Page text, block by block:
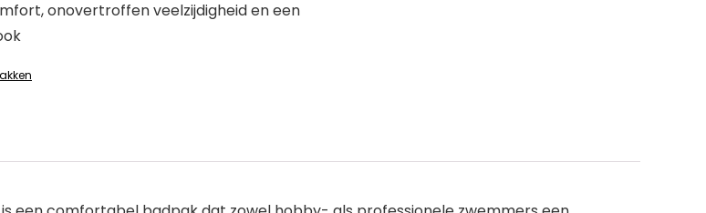
onovertroffen veelzijdigheid en een